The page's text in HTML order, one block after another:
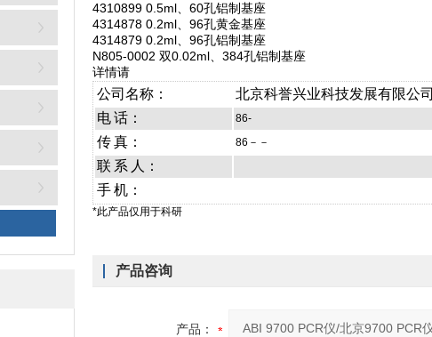
4310899 0.5ml、60孔铝制基座
4314878 0.2ml、96孔黄金基座
4314879 0.2ml、96孔铝制基座
N805-0002 双0.02ml、384孔铝制基座
详情请
公司名称：
北京科誉兴业科技发展有限公司
电话： 86-
传真： 86－－
联 系 人：
手机：
*此产品仅用于科研
产品咨询
产品：